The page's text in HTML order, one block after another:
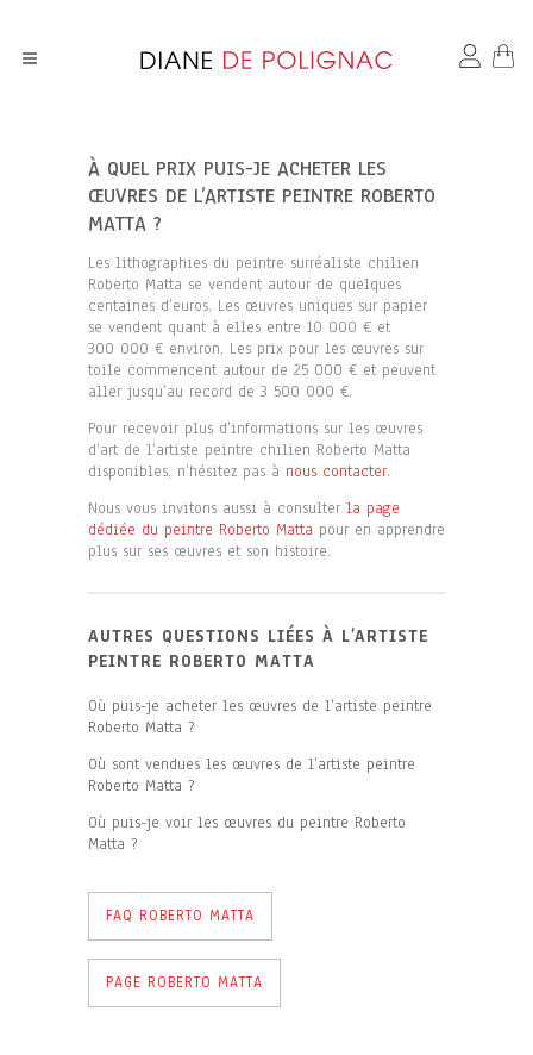
À QUEL PRIX PUIS-JE ACHETER LES
ŒUVRES DE L’ARTISTE PEINTRE ROBERTO
MATTA ?
Les lithographies du peintre surréaliste chilien
Roberto Matta se vendent autour de quelques
centaines d’euros. Les œuvres uniques sur papier
se vendent quant à elles entre 10 000 € et
300 000 € environ. Les prix pour les œuvres sur
toile commencent autour de 25 000 € et peuvent
aller jusqu’au record de 3 500 000 €.
Pour recevoir plus d’informations sur les œuvres
d’art de l’artiste peintre chilien Roberto Matta
disponibles, n’hésitez pas à nous contacter.
Nous vous invitons aussi à consulter la page
dédiée du peintre Roberto Matta pour en apprendre
plus sur ses œuvres et son histoire.
AUTRES QUESTIONS LIÉES À L’ARTISTE
PEINTRE ROBERTO MATTA
Où puis-je acheter les œuvres de l’artiste peintre
Roberto Matta ?
Où sont vendues les œuvres de l’artiste peintre
Roberto Matta ?
Où puis-je voir les œuvres du peintre Roberto
Matta ?
FAQ ROBERTO MATTA
PAGE ROBERTO MATTA